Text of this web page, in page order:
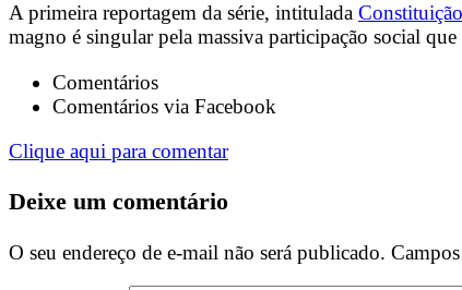
A primeira reportagem da série, intitulada
magno é singular pela massiva participação social
Comentários
Comentários via Facebook
Clique aqui para comentar
Deixe um comentário
O seu endereço de e-mail não será publicado.